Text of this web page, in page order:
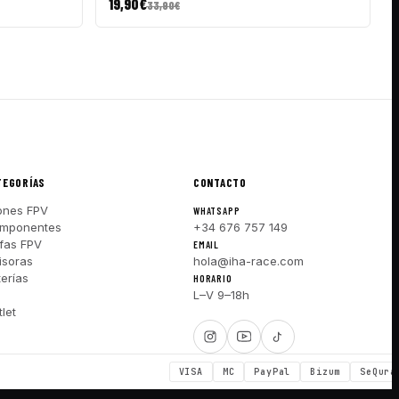
33,90€
FPV
FPV
CONTACTO
WHATSAPP
+34 676 757 149
EMAIL
hola@iha-race.com
HORARIO
L–V 9–18h
VISA MC PayPal Bizum SeQura